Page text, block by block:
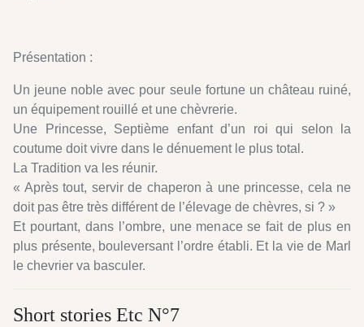
Présentation :
Un jeune noble avec pour seule fortune un château ruiné,
un équipement rouillé et une chèvrerie.
Une Princesse, Septième enfant d’un roi qui selon la
coutume doit vivre dans le dénuement le plus total.
La Tradition va les réunir.
« Après tout, servir de chaperon à une princesse, cela ne
doit pas être très différent de l’élevage de chèvres, si ? »
Et pourtant, dans l’ombre, une menace se fait de plus en
plus présente, bouleversant l’ordre établi. Et la vie de Marl
le chevrier va basculer.
Short stories Etc N°7